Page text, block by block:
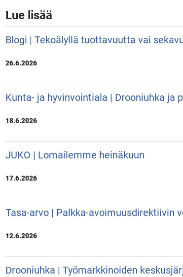
Lue lisää
Blogi | Tekoälyllä tuottavuutta vai
26.6.2026
Kunta- ja hyvinvointiala | Drooniuhka ja
18.6.2026
JUKO | Lomailemme heinäkuun
17.6.2026
Tasa-arvo | Palkka-avoimuusdirektiivin
12.6.2026
Drooniuhka | Työmarkkinoiden